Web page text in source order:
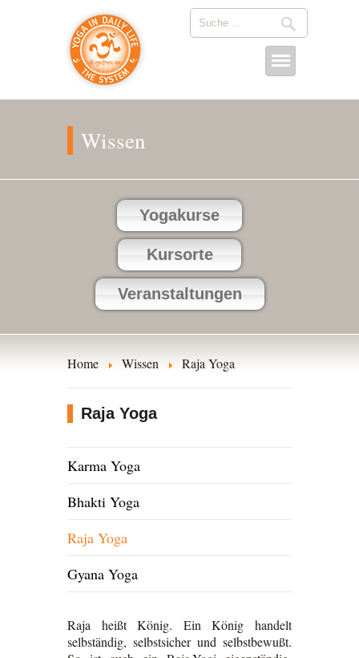
Wissen
Yogakurse
Kursorte
Veranstaltungen
Home Wissen Raja Yoga
Raja Yoga
Karma Yoga
Bhakti Yoga
Raja Yoga
Gyana Yoga
Raja heißt König. Ein König handelt
selbständig, selbstsicher und selbstbewußt.